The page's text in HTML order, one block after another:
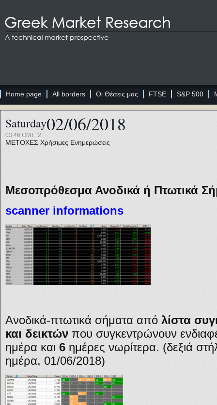
Home page All borders Οι Θέσεις μας FTSE S&P 500
Saturday02/06/2018
03:46 GMT+2
ΜΕΤΟΧΕΣ Χρήσιμες Ενημερώσεις
Μεσοπρόθεσμα Ανοδικά ή Πτωτικά
scanner informations
Ανοδικά-πτωτικά σήματα από λίστα
και δεικτών που συγκεντρώνουν
ημέρα και 6 ημέρες νωρίτερα. (δεξιά
ημέρα, 01/06/2018)